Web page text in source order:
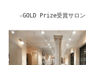
☆GOLD Prize受賞サロ